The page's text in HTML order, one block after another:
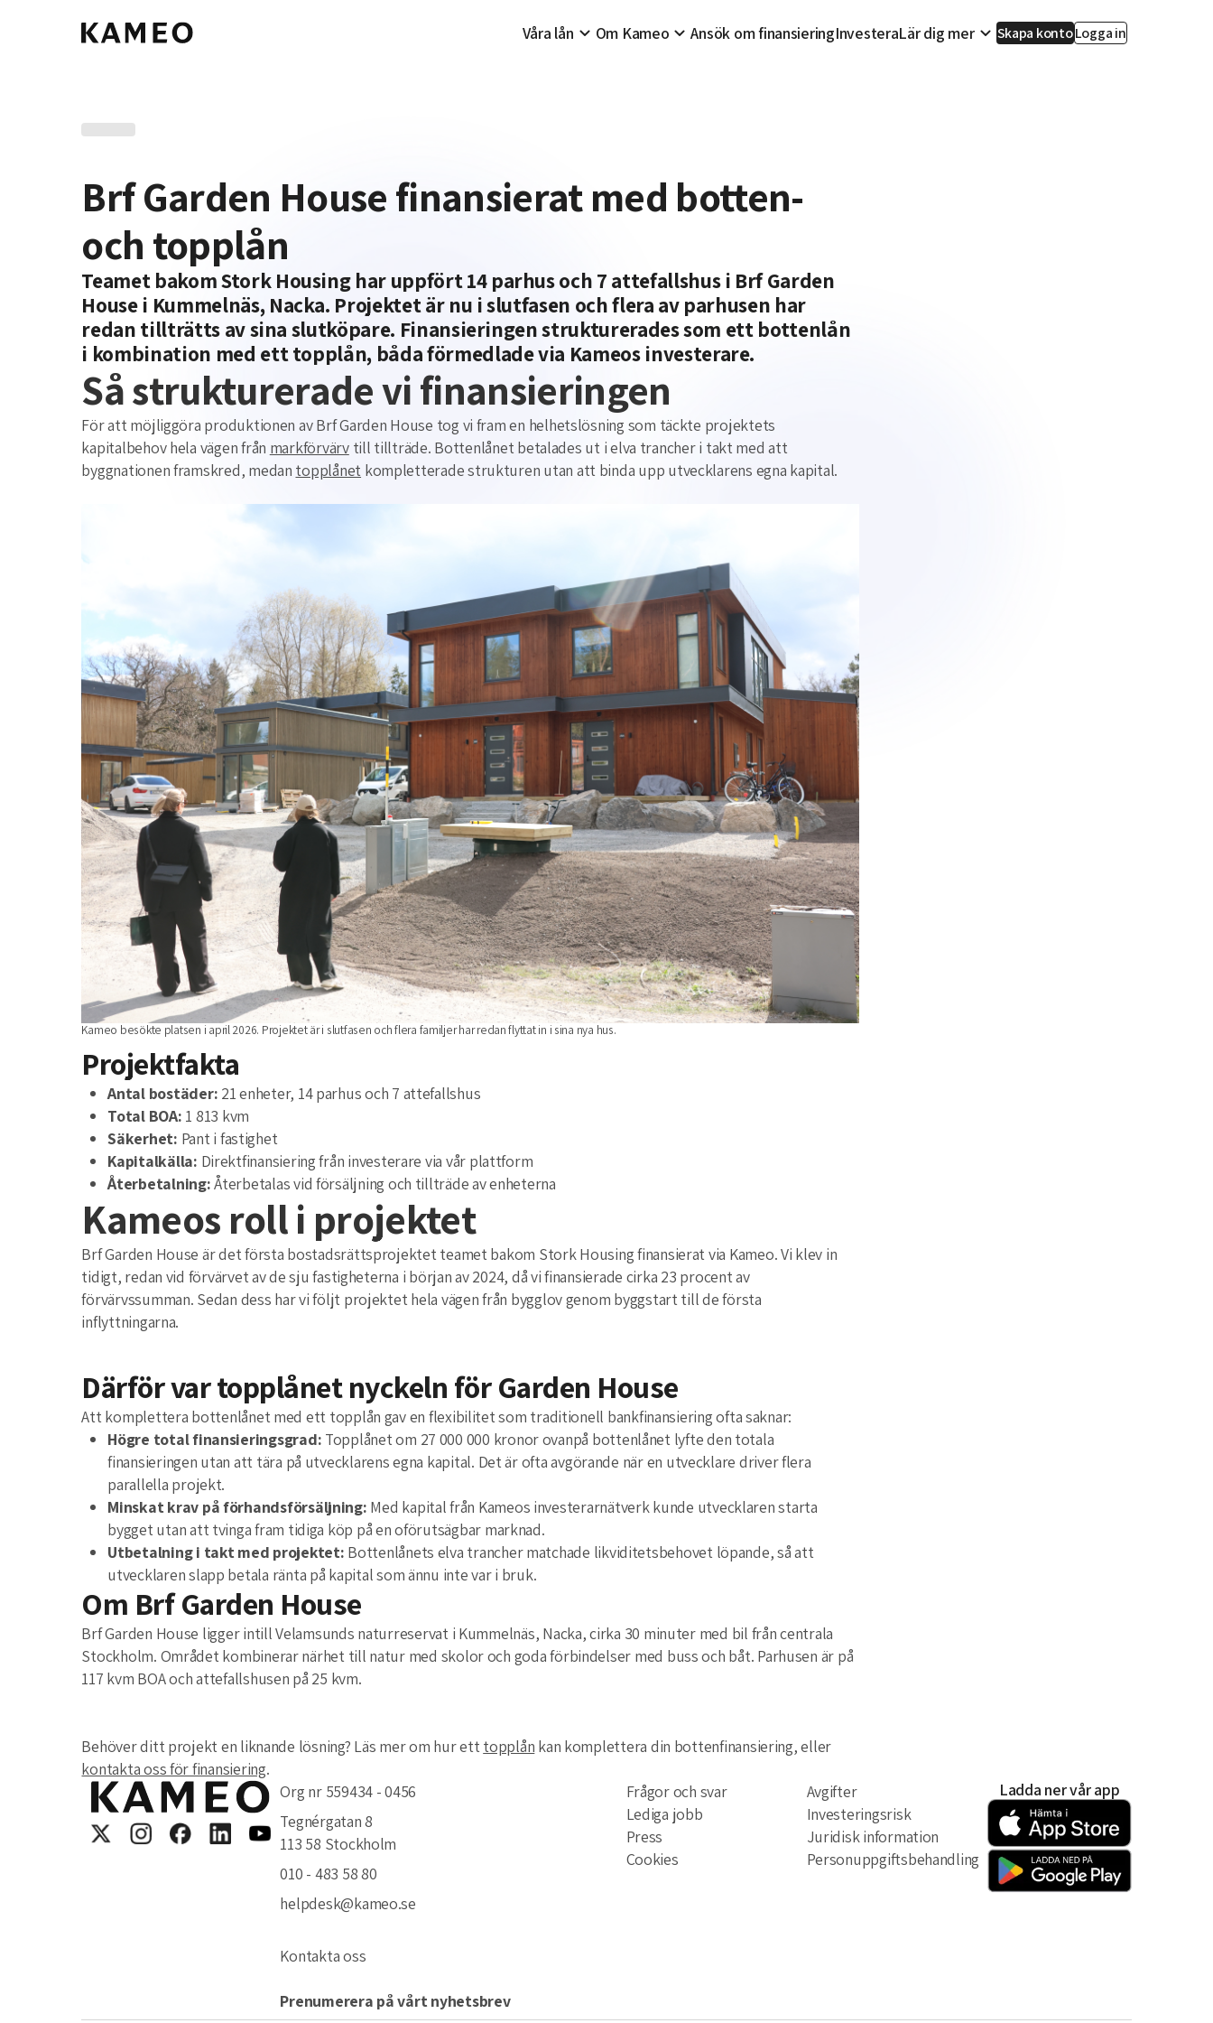
Våra lån Om Kameo Ansök om finansieringInvesteraLär dig mer Skapa kontoLogga in
Brf Garden House finansierat med botten-
och topplån
Teamet bakom Stork Housing har uppfört 14 parhus och 7 attefallshus i Brf Garden
House i Kummelnäs, Nacka. Projektet är nu i slutfasen och flera av parhusen har
redan tillträtts av sina slutköpare. Finansieringen strukturerades som ett bottenlån
i kombination med ett topplån, båda förmedlade via Kameos investerare.
Så strukturerade vi finansieringen
För att möjliggöra produktionen av Brf Garden House tog vi fram en helhetslösning som täckte projektets
kapitalbehov hela vägen från markförvärvtill tillträde. Bottenlånet betalades ut i elva trancher i takt med att
byggnationen framskred, medan topplånet kompletterade strukturen utan att binda upp utvecklarens egna kapital.
Kameo besökte platsen i april 2026. Projektet är i slutfasen och flera familjer har redan flyttat in i sina nya hus.
Projektfakta
Antal bostäder: 21 enheter, 14 parhus och 7 attefallshus
Total BOA: 1 813 kvm
Säkerhet: Pant i fastighet
Kapitalkälla: Direktfinansiering från investerare via vår plattform
Återbetalning:Återbetalas vid försäljning och tillträde av enheterna
Kameos roll i projektet
Brf Garden House är det första bostadsrättsprojektet teamet bakom Stork Housing finansierat via Kameo. Vi klev in
tidigt, redan vid förvärvet av de sju fastigheterna i början av 2024, då vi finansierade cirka 23 procent av
förvärvssumman. Sedan dess har vi följt projektet hela vägen från bygglov genom byggstart till de första
inflyttningarna.
Därför var topplånet nyckeln för Garden House
Att komplettera bottenlånet med ett topplån gav en flexibilitet som traditionell bankfinansiering ofta saknar:
Högre total finansieringsgrad: Topplånet om 27 000 000 kronor ovanpå bottenlånet lyfte den totala
finansieringen utan att tära på utvecklarens egna kapital. Det är ofta avgörande när en utvecklare driver flera
parallella projekt.
Minskat krav på förhandsförsäljning: Med kapital från Kameos investerarnätverk kunde utvecklaren starta
bygget utan att tvinga fram tidiga köp på en oförutsägbar marknad.
Utbetalning i takt med projektet: Bottenlånets elva trancher matchade likviditetsbehovet löpande, så att
utvecklaren slapp betala ränta på kapital som ännu inte var i bruk.
Om Brf Garden House
Brf Garden House ligger intill Velamsunds naturreservat i Kummelnäs, Nacka, cirka 30 minuter med bil från centrala
Stockholm. Området kombinerar närhet till natur med skolor och goda förbindelser med buss och båt. Parhusen är på
117 kvm BOA och attefallshusen på 25 kvm.
Behöver ditt projekt en liknande lösning? Läs mer om hur ett topplån kan komplettera din bottenfinansiering, eller
kontakta oss för finansiering.
Org nr 559434 - 0456
Tegnérgatan 8
113 58 Stockholm
010 - 483 58 80
helpdesk@kameo.se
Kontakta oss
Prenumerera på vårt nyhetsbrev
Frågor och svar
Lediga jobb
Press
Cookies
Avgifter
Investeringsrisk
Juridisk information
Personuppgiftsbehandling
Ladda ner vår app